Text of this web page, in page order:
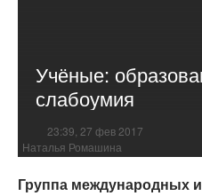
Учёные:
слабоумия
23:39, 27 фев 2017
Наталья Ромашина
Группа международных